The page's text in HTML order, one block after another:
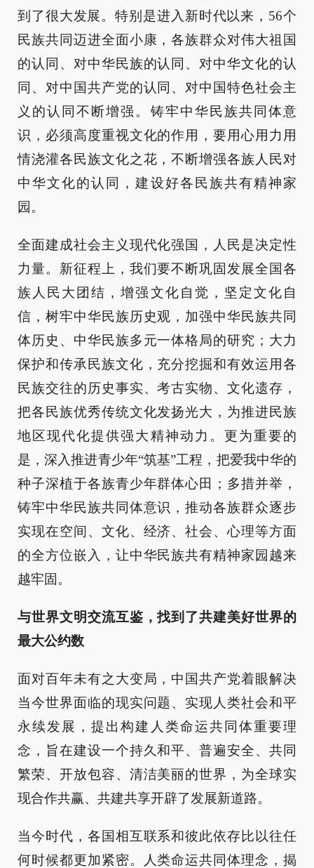
到了很大发展。特别是进入新时代以来，56个
民族共同迈进全面小康，各族群众对伟大祖国
的认同、对中华民族的认同、对中华文化的认
同、对中国共产党的认同、对中国特色社会主
义的认同不断增强。铸牢中华民族共同体意
识，必须高度重视文化的作用，要用心用力用
情浇灌各民族文化之花，不断增强各族人民对
中华文化的认同，建设好各民族共有精神家
园。
全面建成社会主义现代化强国，人民是决定性
力量。新征程上，我们要不断巩固发展全国各
族人民大团结，增强文化自觉，坚定文化自
信，树牢中华民族历史观，加强中华民族共同
体历史、中华民族多元一体格局的研究；大力
保护和传承民族文化，充分挖掘和有效运用各
民族交往的历史事实、考古实物、文化遗存，
把各民族优秀传统文化发扬光大，为推进民族
地区现代化提供强大精神动力。更为重要的
是，深入推进青少年“筑基”工程，把爱我中华的
种子深植于各族青少年群体心田；多措并举，
铸牢中华民族共同体意识，推动各族群众逐步
实现在空间、文化、经济、社会、心理等方面
的全方位嵌入，让中华民族共有精神家园越来
越牢固。
与世界文明交流互鉴，找到了共建美好世界的
最大公约数
面对百年未有之大变局，中国共产党着眼解决
当今世界面临的现实问题、实现人类社会和平
永续发展，提出构建人类命运共同体重要理
念，旨在建设一个持久和平、普遍安全、共同
繁荣、开放包容、清洁美丽的世界，为全球实
现合作共赢、共建共享开辟了发展新道路。
当今时代，各国相互联系和彼此依存比以往任
何时候都更加紧密。人类命运共同体理念，揭